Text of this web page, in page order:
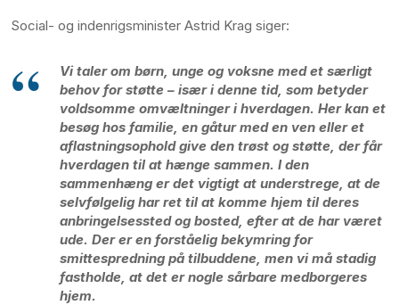
Social- og indenrigsminister Astrid Krag siger:
Vi taler om børn, unge og voksne med et særligt
behov for støtte – især i denne tid, som betyder
voldsomme omvæltninger i hverdagen. Her kan et
besøg hos familie, en gåtur med en ven eller et
aflastningsophold give den trøst og støtte, der får
hverdagen til at hænge sammen. I den
sammenhæng er det vigtigt at understrege, at de
selvfølgelig har ret til at komme hjem til deres
anbringelsessted og bosted, efter at de har været
ude. Der er en forståelig bekymring for
smittespredning på tilbuddene, men vi må stadig
fastholde, at det er nogle sårbare medborgeres
hjem.